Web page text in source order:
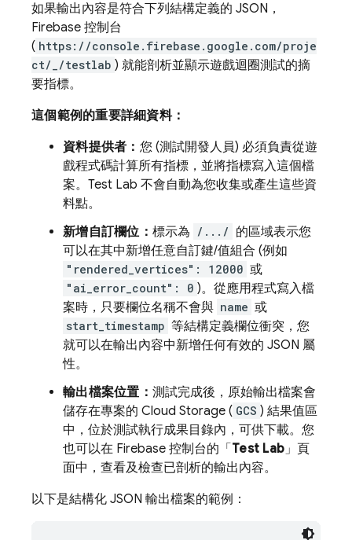
如果輸出內容是符合下列結構定義的 JSON，
Firebase 控制台
( https://console.firebase.google.com/proje
ct/_/testlab ) 就能剖析並顯示遊戲迴圈測試的摘
要指標。
這個範例的重要詳細資料：
資料提供者： 您 (測試開發人員) 必須負責從遊
戲程式碼計算所有指標，並將指標寫入這個檔
案。 Test Lab 不會自動為您收集或產生這些資
料點。
新增自訂欄位： 標示為 /.../ 的區域表示您
可以在其中新增任意自訂鍵/值組合 (例如
"rendered_vertices": 12000 或
"ai_error_count": 0 )。從應用程式寫入檔
案時，只要欄位名稱不會與 name 或
start_timestamp 等結構定義欄位衝突，您
就可以在輸出內容中新增任何有效的 JSON 屬
性。
輸出檔案位置： 測試完成後，原始輸出檔案會
儲存在專案的 Cloud Storage ( GCS ) 結果值區
中，位於測試執行成果目錄內，可供下載。您
也可以在 Firebase 控制台的「 Test Lab」頁
面中，查看及檢查已剖析的輸出內容。
以下是結構化 JSON 輸出檔案的範例：